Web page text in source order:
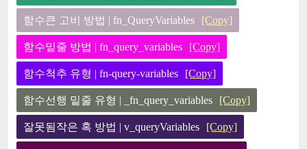
함수큰 고비 방법 | fn_QueryVariables [Copy]
함수밑줄 방법 | fn_query_variables [Copy]
함수척추 유형 | fn-query-variables [Copy]
함수선행 밑줄 유형 | _fn_query_variables [Copy]
잘못됨작은 혹 방법 | v_queryVariables [Copy]